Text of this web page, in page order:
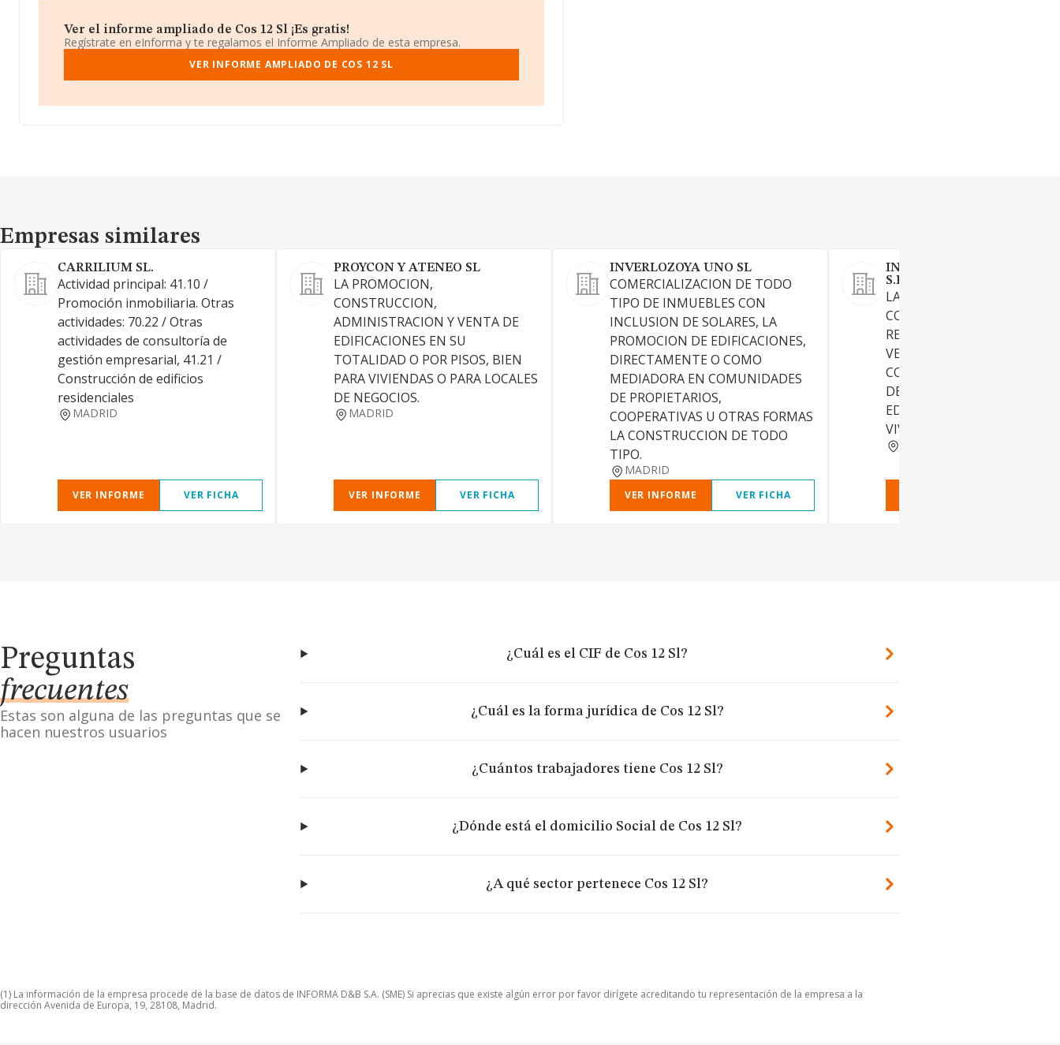
Ver el informe ampliado de Cos 12 Sl ¡Es gratis!
Regístrate en eInforma y te regalamos el Informe Ampliado de esta empresa.
VER INFORME AMPLIADO DE COS 12 SL
Empresas similares
Empresas similares
CARRILIUM SL.
Actividad principal: 41.10 /
Promoción inmobiliaria. Otras
actividades: 70.22 / Otras
actividades de consultoría de
gestión empresarial, 41.21 /
Construcción de edificios
residenciales
MADRID
VER INFORME VER FICHA
PROYCON Y ATENEO SL
LA PROMOCION,
CONSTRUCCION,
ADMINISTRACION Y VENTA DE
EDIFICACIONES EN SU
TOTALIDAD O POR PISOS, BIEN
PARA VIVIENDAS O PARA LOCALES
DE NEGOCIOS.
MADRID
VER INFORME VER FICHA
INVERLOZOYA UNO SL
COMERCIALIZACION DE TODO
TIPO DE INMUEBLES CON
INCLUSION DE SOLARES, LA
PROMOCION DE EDIFICACIONES,
DIRECTAMENTE O COMO
MEDIADORA EN COMUNIDADES
DE PROPIETARIOS,
COOPERATIVAS U OTRAS FORMAS
LA CONSTRUCCION DE TODO
TIPO.
MADRID
VER INFORME VER FICHA
INVERSIONES FERRER DEL
S.L.
LA PROMOCION,
CONSTRUCCION,
REHABILITACION,
VENTA, ARRENDAMIENTO,
CONSERVACION Y
DE TODA CLASE DE
EDIFICACIONES
VIVIENDAS, Y OTROS
Preguntas
frecuentes
Estas son alguna de las preguntas que se
hacen nuestros usuarios
¿Cuál es el CIF de Cos 12 Sl?
¿Cuál es la forma jurídica de Cos 12 Sl?
¿Cuántos trabajadores tiene Cos 12 Sl?
¿Dónde está el domicilio Social de Cos 12 Sl?
¿A qué sector pertenece Cos 12 Sl?
(1) La información de la empresa procede de la base de datos de INFORMA D&B S.A. (SME) Si aprecias que existe algún error por favor dirígete acreditando tu representación de la empresa a la
dirección Avenida de Europa, 19, 28108, Madrid.